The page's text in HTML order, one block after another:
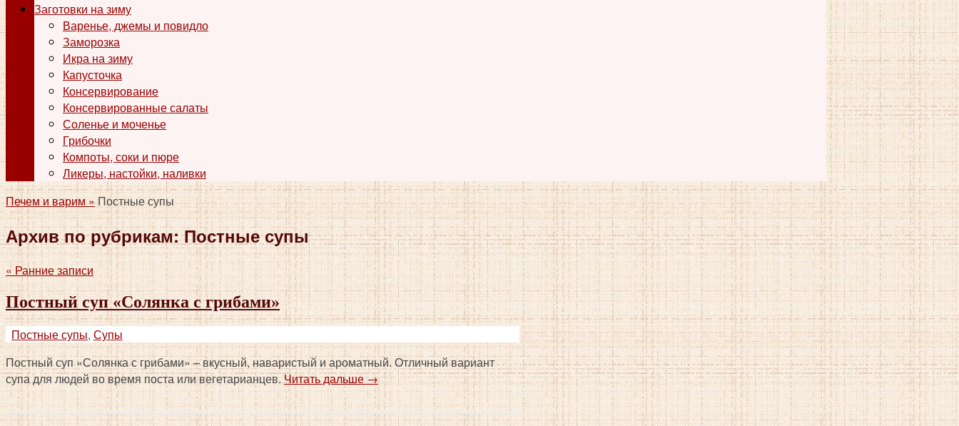
Заготовки на зиму
Варенье, джемы и повидло
Заморозка
Икра на зиму
Капусточка
Консервирование
Консервированные салаты
Соленье и моченье
Грибочки
Компоты, соки и пюре
Ликеры, настойки, наливки
Печем и варим »Постные супы
Архив по рубрикам:Постные супы
« Ранние записи
Постный суп «Солянка с грибами»
Постные супы, Супы
Постный суп «Солянка с грибами» – вкусный, наваристый и ароматный. Отличный вариант
супа для людей во время поста или вегетарианцев.Читать дальше→